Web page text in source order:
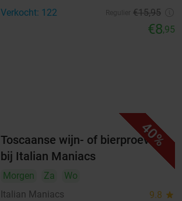
Verkocht: 122 €15,95
€8,95
40%
Toscaanse wijn- of bierproeverij
bij Italian Maniacs
Morgen Za
Wo
Italian Maniacs
9.8 star